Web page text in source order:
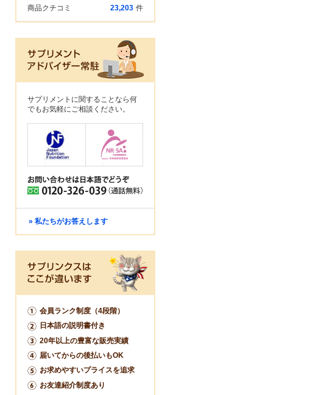
商品クチコミ 23,203 件
サプリメントに関することなら何
でもお気軽にご相談ください。
» 私たちがお答えします
会員ランク制度（4段階）
日本語の説明書付き
20年以上の豊富な販売実績
届いてからの後払いもOK
お求めやすいプライスを追求
お友達紹介制度あり